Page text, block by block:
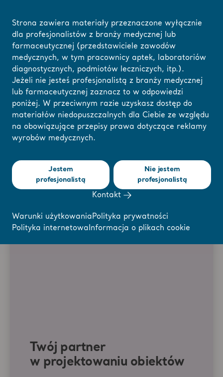
Tutaj możesz
zmienić swój region
lub język
ROZUMIEM
Strona główna / ... / Rozwiązania dla opieki zdrowotnej /
Wsparcie architektów
i projektantów
zdrowotnej
Go to Architect Guide
Twój partner
w projektowaniu obiektów
Strona zawiera materiały przeznaczone wyłącznie
dla profesjonalistów z branży medycznej lub
farmaceutycznej (przedstawiciele zawodów
medycznych, w tym pracownicy aptek, laboratoriów
diagnostycznych, podmiotów leczniczych, itp.).
Jeżeli nie jesteś profesjonalistą z branży medycznej
lub farmaceutycznej zaznacz to w odpowiedzi
poniżej. W przeciwnym razie uzyskasz dostęp do
materiałów niedopuszczalnych dla Ciebie ze względu
na obowiązujące przepisy prawa dotyczące reklamy
wyrobów medycznych.
Jestem
profesjonalistą
Nie jestem
profesjonalistą
Kontakt
Warunki użytkowaniaPolityka prywatności
Polityka internetowaInformacja o plikach cookie